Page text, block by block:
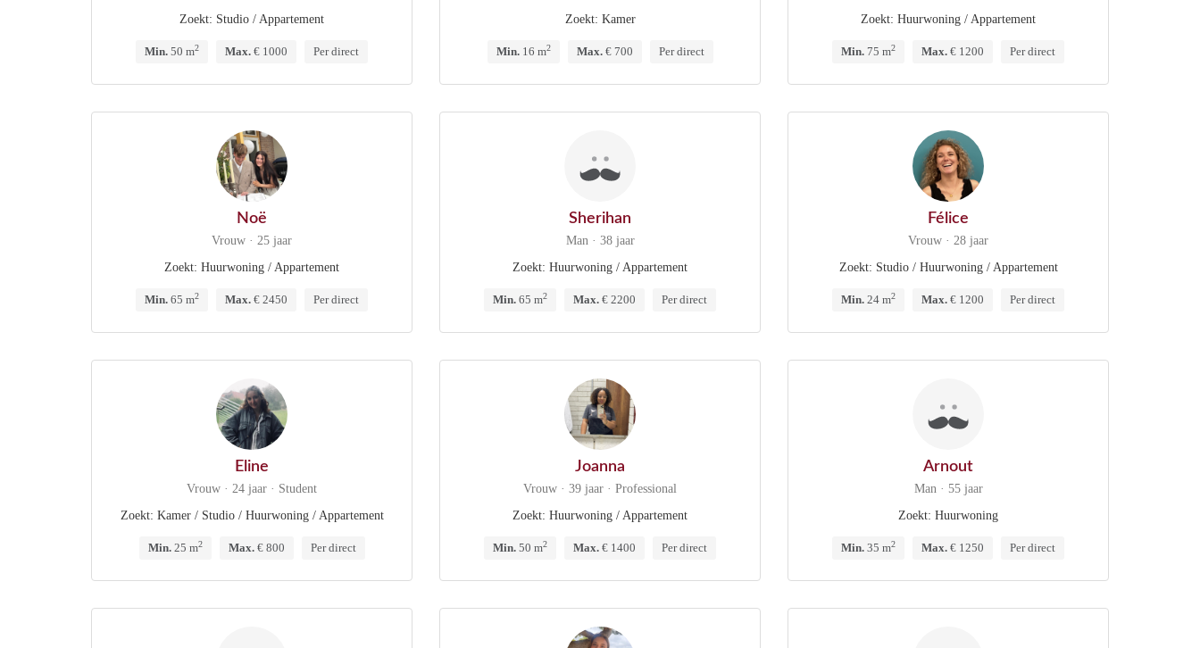
Zoekt: Studio / Appartement
Min. 50 m2 Max. € 1000 Per direct
Zoekt: Kamer
Min.16 m2 Max.€ 700 Per direct
Zoekt: Huurwoning / Appartement
Min. 75 m2 Max. € 1200 Per direct
Noë
Vrouw · 25 jaar
Zoekt: Huurwoning / Appartement
Min. 65 m2 Max. € 2450 Per direct
Sherihan
Man · 38 jaar
Zoekt: Huurwoning / Appartement
Min. 65 m2 Max. € 2200 Per direct
Félice
Vrouw · 28 jaar
Zoekt: Studio / Huurwoning / Appartement
Min. 24 m2 Max. € 1200 Per direct
Eline
Vrouw · 24 jaar · Student
Zoekt: Kamer / Studio / Huurwoning / Appartement
Min.25 m2 Max.€ 800 Per direct
Joanna
Vrouw · 39 jaar · Professional
Zoekt: Huurwoning / Appartement
Min. 50 m2 Max. € 1400 Per direct
Arnout
Man · 55 jaar
Zoekt: Huurwoning
Min. 35 m2 Max. € 1250 Per direct